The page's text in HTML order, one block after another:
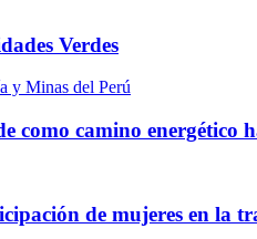
Verdes
como camino energético
de mujeres en la